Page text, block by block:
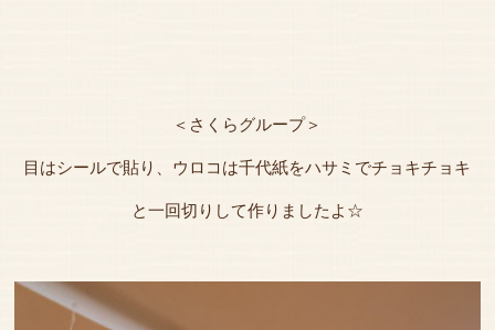
＜さくらグループ＞
目はシールで貼り、ウロコは千代紙をハサミでチョキチョキ
と一回切りして作りましたよ☆